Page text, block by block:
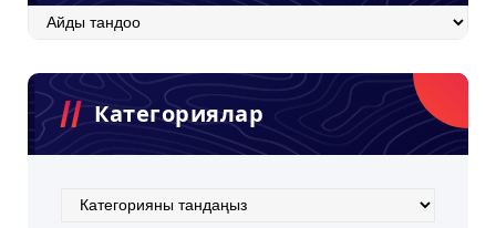
Архив
Категориялар
Категориялар